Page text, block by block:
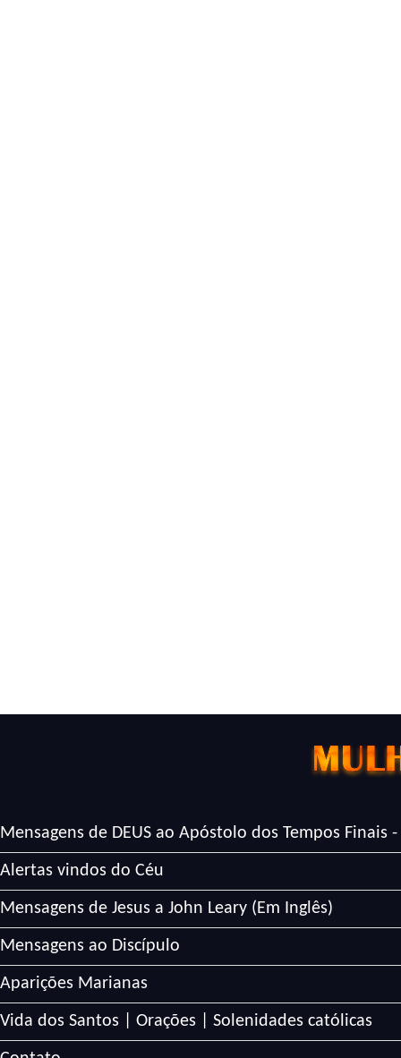
Mensagens de DEUS ao Apóstolo dos Tempos Finais -
Alertas vindos do Céu
Mensagens de Jesus a John Leary (Em Inglês)
Mensagens ao Discípulo
Aparições Marianas
Vida dos Santos | Orações | Solenidades católicas